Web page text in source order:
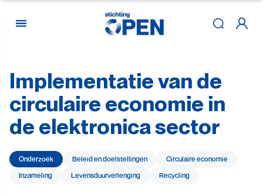
Skip to content
Implementatievan de
circulaire economie in
de elektronicasector
Onderzoek Beleid en doelstellingen
Circulaire economie
Inzameling
Levensduur­verlenging Recycling